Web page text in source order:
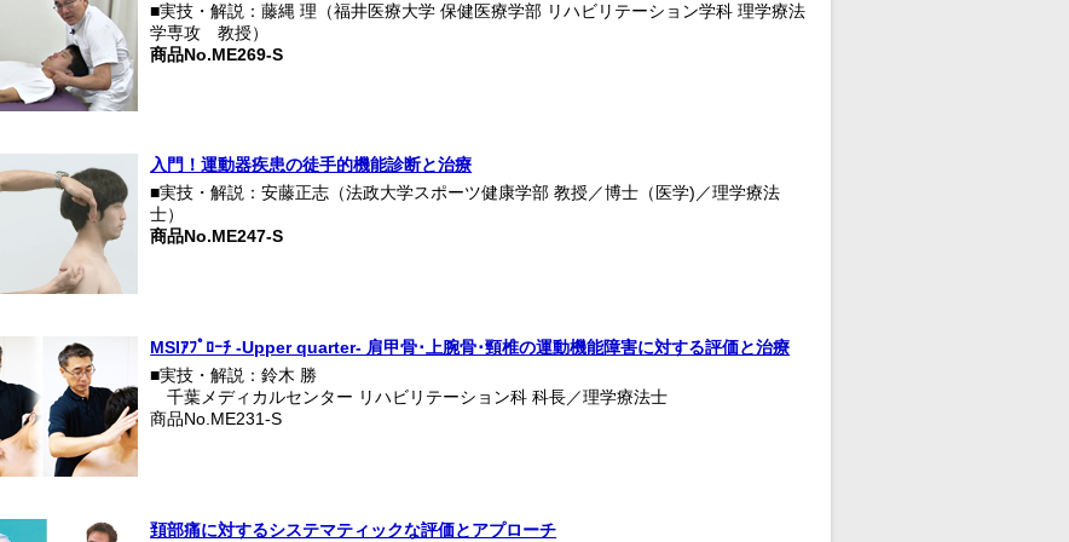
■実技・解説：藤縄 理（福井医療大学 保健医療学部 リハビリテーション学科 理学療法
学専攻 教授）
商品No.ME269-S
入門！運動器疾患の徒手的機能診断と治療
■実技・解説：安藤正志（法政大学スポーツ健康学部 教授／博士（医学)／理学療法
士）
商品No.ME247-S
MSIｱﾌﾟﾛｰﾁ -Upper quarter- 肩甲骨･上腕骨･頸椎の運動機能障害に対する評価と治療
■実技・解説：鈴木 勝
千葉メディカルセンター リハビリテーション科 科長／理学療法士
商品No.ME231-S
頚部痛に対するシステマティックな評価とアプローチ